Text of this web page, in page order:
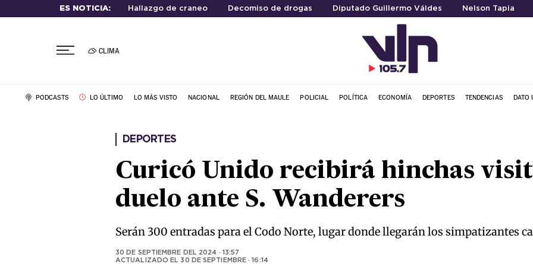
ES NOTICIA: Hallazgo de craneo Decomiso de drogas Diputado Guillermo Váldes Nelson Tapia
CLIMA
PODCASTS LO ÚLTIMO LO MÁS VISTO NACIONAL REGIÓN DEL MAULE POLICIAL POLÍTICA ECONOMÍA DEPORTES TENDENCIAS DATO
DEPORTES
Curicó Unido recibirá hinchas
duelo ante S. Wanderers
Serán 300 entradas para el Codo Norte, lugar donde llegarán los simpatizantes
30 DE SEPTIEMBRE DEL 2024 · 13:57
ACTUALIZADO EL30 DE SEPTIEMBRE · 16:14